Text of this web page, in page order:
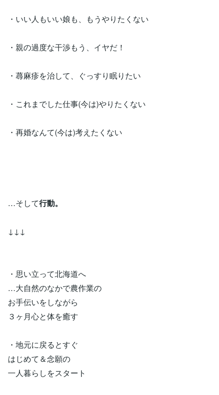
・いい人もいい娘も、もうやりたくない
・親の過度な干渉もう、イヤだ！
・蕁麻疹を治して、ぐっすり眠りたい
・これまでした仕事(今は)やりたくない
・再婚なんて(今は)考えたくない
…そして行動。
↓↓↓
・思い立って北海道へ
…大自然のなかで農作業の
お手伝いをしながら
３ヶ月心と体を癒す
・地元に戻るとすぐ
はじめて＆念願の
一人暮らしをスタート